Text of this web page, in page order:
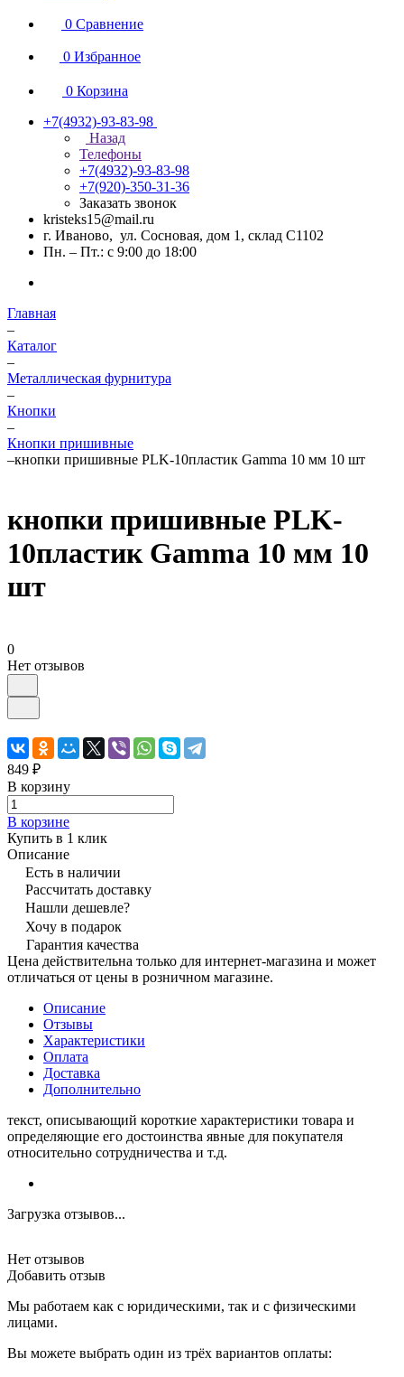
0 Сравнение
0 Избранное
0 Корзина
+7(4932)-93-83-98
Назад
Телефоны
+7(4932)-93-83-98
+7(920)-350-31-36
Заказать звонок
kristeks15@mail.ru
г. Иваново, ул. Сосновая, дом 1, склад С1102
Пн. – Пт.: с 9:00 до 18:00
Главная
–
Каталог
–
Металлическая фурнитура
–
Кнопки
–
Кнопки пришивные
–кнопки пришивные PLK-10пластик Gamma 10 мм 10 шт
кнопки пришивные PLK-
10пластик Gamma 10 мм 10
шт
0
Нет отзывов
849 ₽
В корзину
В корзине
Купить в 1 клик
Описание
Есть в наличии
Рассчитать доставку
Нашли дешевле?
Хочу в подарок
Гарантия качества
Цена действительна только для интернет-магазина и может
отличаться от цены в розничном магазине.
Описание
Отзывы
Характеристики
Оплата
Доставка
Дополнительно
текст, описывающий короткие характеристики товара и
определяющие его достоинства явные для покупателя
относительно сотрудничества и т.д.
Загрузка отзывов...
Нет отзывов
Добавить отзыв
Мы работаем как с юридическими, так и с физическими
лицами.
Вы можете выбрать один из трёх вариантов оплаты: